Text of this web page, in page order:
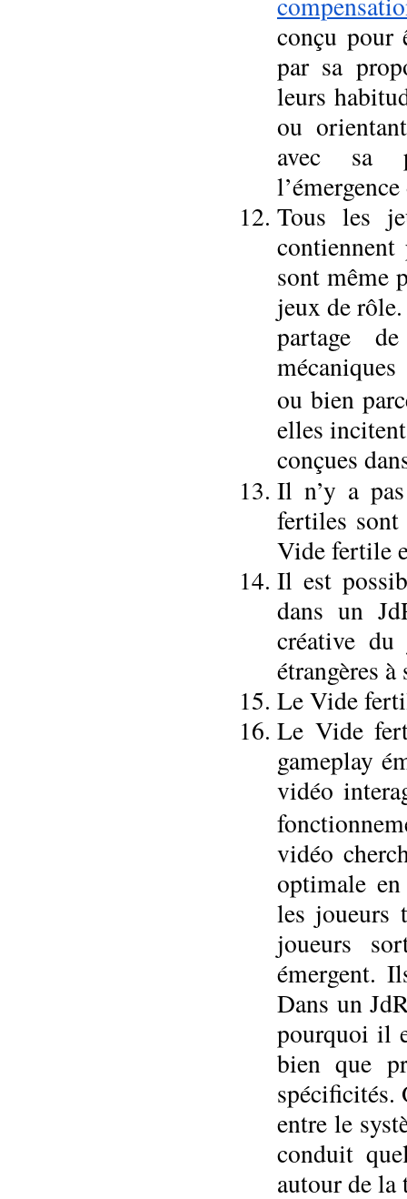
conçu pour
par sa
leurs
ou
avec sa
Tous les
sont même
jeux de
partage
ou bien
elles
conçues
Il n’y a
fertiles sont
Vide fertile
Il est
dans un
créative
étrangères
Le Vide
Le Vide
gameplay
vidéo
vidéo
optimale
les joueurs
joueurs
émergent.
Dans un
pourquoi il
bien que
spécificités.
entre le
conduit
autour de la